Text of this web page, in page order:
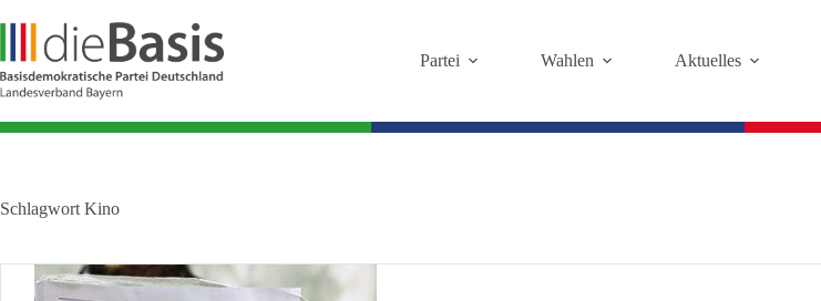
Inhalt
springen
Partei Wahlen Aktuelles
Schlagwort Kino